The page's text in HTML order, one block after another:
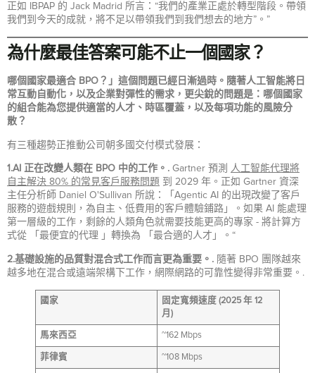
正如 IBPAP 的 Jack Madrid 所言：“我們的產業正處於轉型階段。帶領
我們到今天的成就，將不足以帶領我們到我們想去的地方”。”
為什麼最佳答案可能不止一個國家？
哪個國家最適合 BPO？」這個問題已經日漸過時。隨著人工智能將日
常互動自動化，以及企業對彈性的需求，更尖銳的問題是：哪個國家
的組合能為您提供適當的人才、時區覆蓋，以及每項功能的風險分
散？
有三種趨勢正推動公司朝多國交付模式發展：
1.AI 正在改變人類在 BPO 中的工作。. Gartner 預測 人工智能代理將
自主解決 80% 的常見客戶服務問題 到 2029 年。正如 Gartner 資深
主任分析師 Daniel O'Sullivan 所說：「Agentic AI 的出現改變了客戶
服務的遊戲規則，為自主、低費用的客戶體驗鋪路」。如果 AI 能處理
第一層級的工作，剩餘的人類角色就需要技能更高的專家 - 將計算方
式從 「最便宜的代理 」轉換為 「最合適的人才」。“
2.基礎設施的品質對混合式工作而言更為重要。. 隨著 BPO 團隊越來
越多地在混合或遠端架構下工作，網際網路的可靠性變得非常重要。.
國家
固定寬頻速度 (2025 年 12
月)
馬來西亞 ~162 Mbps
菲律賓 ~108 Mbps